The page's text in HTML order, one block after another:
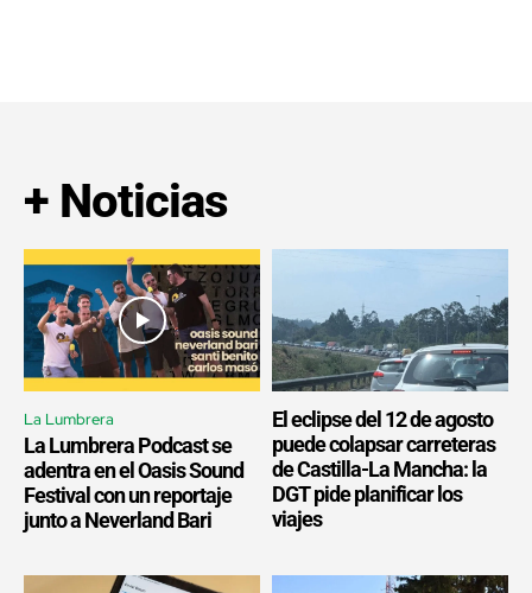
+ Noticias
La Lumbrera
La Lumbrera Podcast se
adentra en el Oasis Sound
Festival con un reportaje
junto a Neverland Bari
El eclipse del 12 de agosto
puede colapsar carreteras
de Castilla-La Mancha: la
DGT pide planificar los
viajes